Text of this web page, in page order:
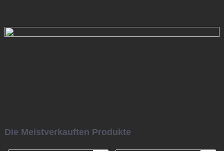
Die Meistverkauften Produkte